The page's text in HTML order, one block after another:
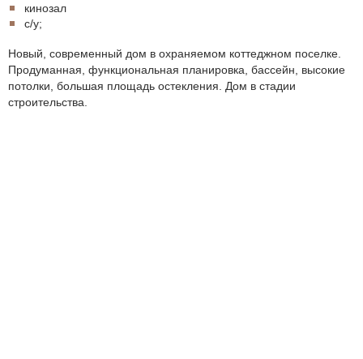
кинозал
с/у;
Новый, современный дом в охраняемом коттеджном поселке.
Продуманная, функциональная планировка, бассейн, высокие
потолки, большая площадь остекления. Дом в стадии
строительства.